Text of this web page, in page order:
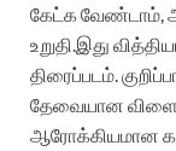
கேட்க வேண்டாம்,
உறுதி.இது
திரைப்படம்.
தேவையான
ஆரோக்கியமான